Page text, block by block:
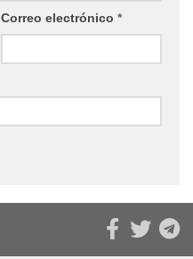
Correo electrónico *